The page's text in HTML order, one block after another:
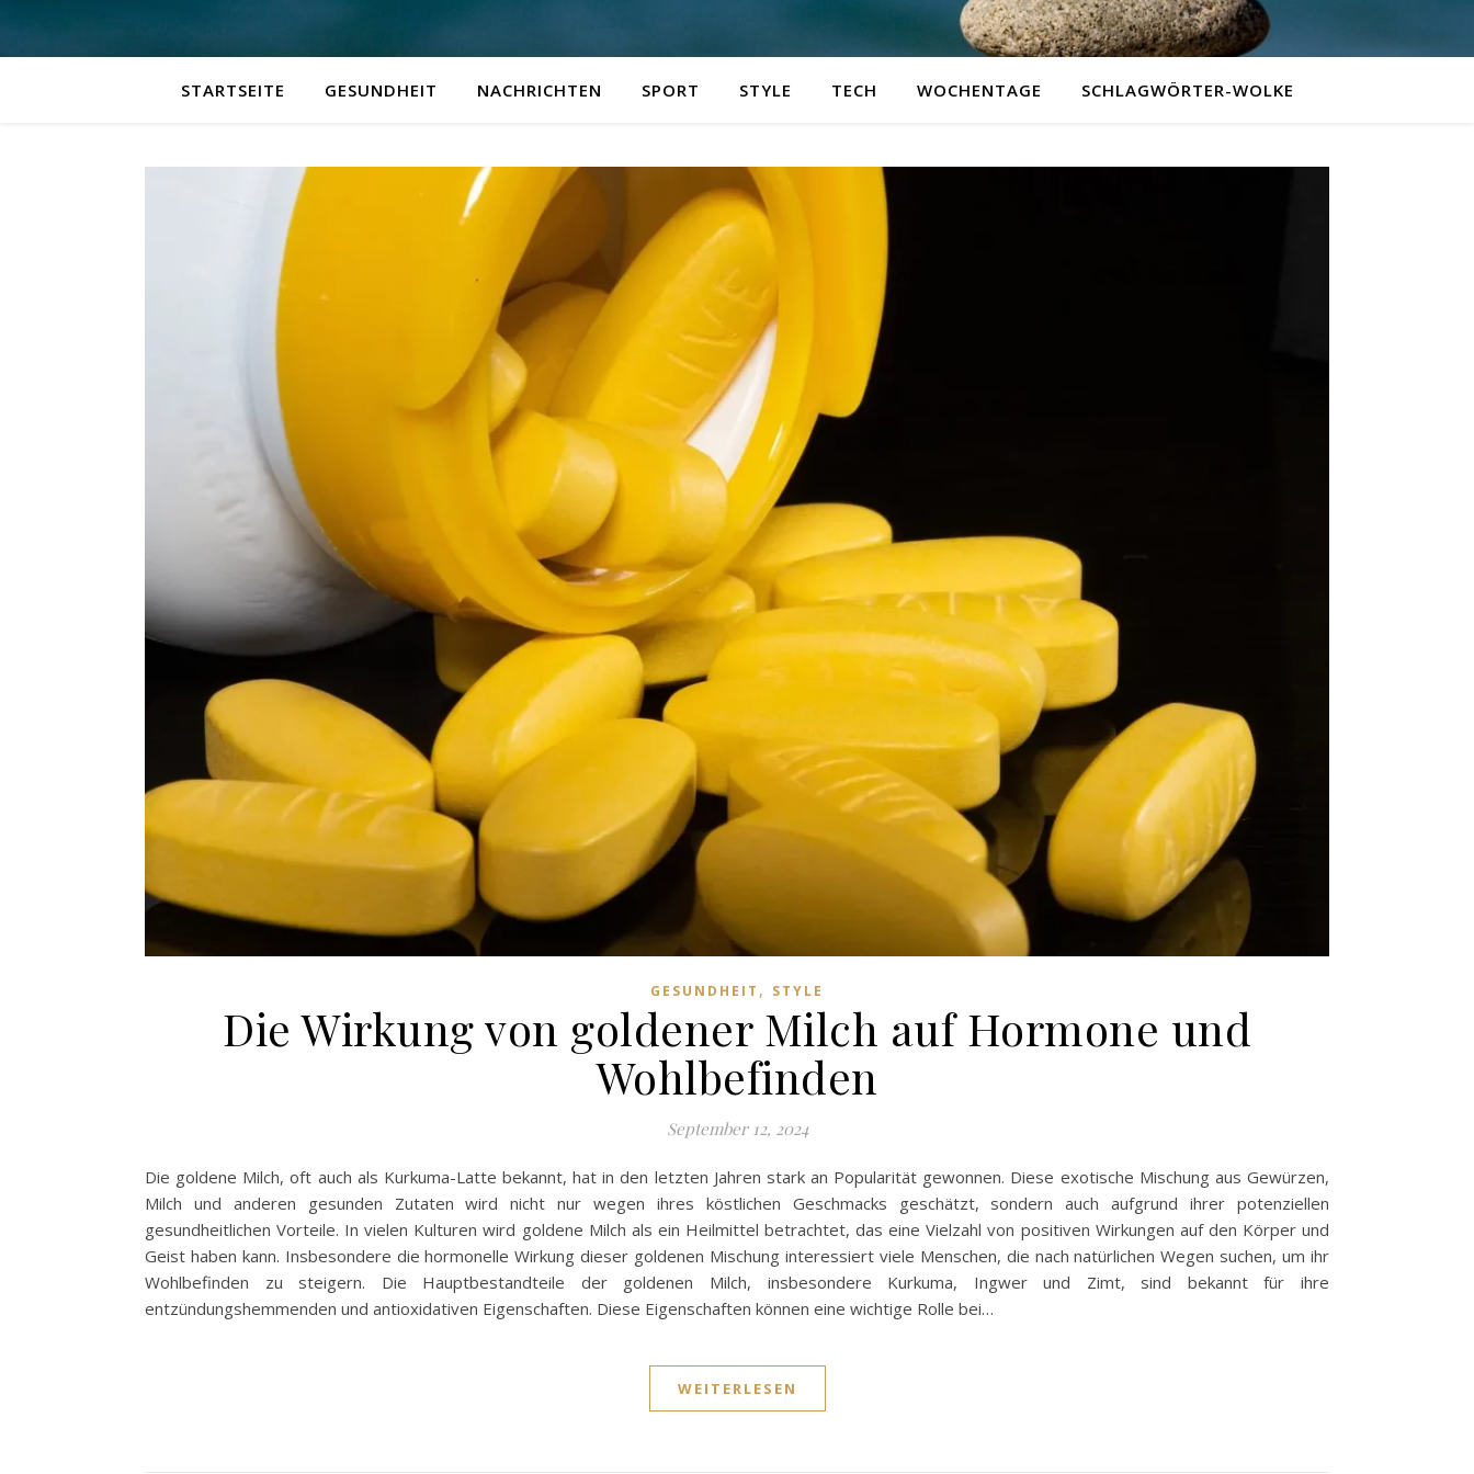
STARTSEITE GESUNDHEIT NACHRICHTEN SPORT STYLE TECH WOCHENTAGE SCHLAGWÖRTER-WOLKE
GESUNDHEIT , STYLE
Die Wirkung von goldener Milch auf Hormone und
Wohlbefinden
September 12, 2024
Die goldene Milch, oft auch als Kurkuma-Latte bekannt, hat in den letzten Jahren stark an Popularität gewonnen. Diese exotische Mischung aus Gewürzen,
Milch und anderen gesunden Zutaten wird nicht nur wegen ihres köstlichen Geschmacks geschätzt, sondern auch aufgrund ihrer potenziellen
gesundheitlichen Vorteile. In vielen Kulturen wird goldene Milch als ein Heilmittel betrachtet, das eine Vielzahl von positiven Wirkungen auf den Körper und
Geist haben kann. Insbesondere die hormonelle Wirkung dieser goldenen Mischung interessiert viele Menschen, die nach natürlichen Wegen suchen, um ihr
Wohlbefinden zu steigern. Die Hauptbestandteile der goldenen Milch, insbesondere Kurkuma, Ingwer und Zimt, sind bekannt für ihre
entzündungshemmenden und antioxidativen Eigenschaften. Diese Eigenschaften können eine wichtige Rolle bei…
WEITERLESEN